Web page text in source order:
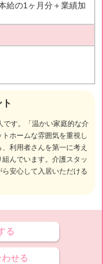
です。「温かい家庭的な介
ホームな雰囲気を重視し
利用者さんを第一に考え
んでいます。介護スタッ
安心して入居いただける
の1ヶ月分＋業績加
る
せる